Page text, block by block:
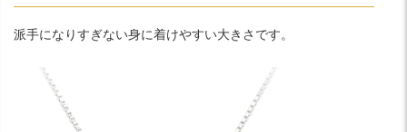
派手になりすぎない身に着けやすい大きさです。